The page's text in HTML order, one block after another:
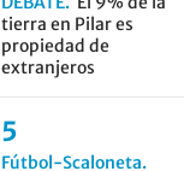
tierra en Pilar es
propiedad de
extranjeros
Fútbol-Scaloneta